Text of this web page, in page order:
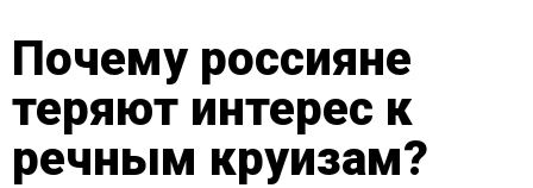
Почему россияне
теряют интерес к
речным круизам?